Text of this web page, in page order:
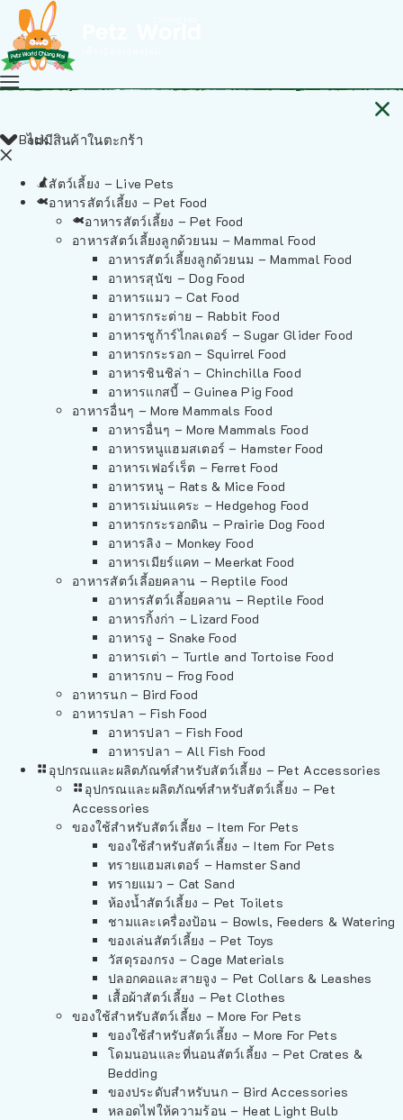
ไม่มีสินค้าในตะกร้า
Back
สัตว์เลี้ยง – Live Pets
อาหารสัตว์เลี้ยง – Pet Food
อาหารสัตว์เลี้ยง – Pet Food
อาหารสัตว์เลี้ยงลูกด้วยนม – Mammal Food
อาหารสัตว์เลี้ยงลูกด้วยนม – Mammal Food
อาหารสุนัข – Dog Food
อาหารแมว – Cat Food
อาหารกระต่าย – Rabbit Food
อาหารชูก้าร์ไกลเดอร์ – Sugar Glider Food
อาหารกระรอก – Squirrel Food
อาหารชินชิล่า – Chinchilla Food
อาหารแกสบี้ – Guinea Pig Food
อาหารอื่นๆ – More Mammals Food
อาหารอื่นๆ – More Mammals Food
อาหารหนูแฮมสเตอร์ – Hamster Food
อาหารเฟอร์เร็ต – Ferret Food
อาหารหนู – Rats & Mice Food
อาหารเม่นแคระ – Hedgehog Food
อาหารกระรอกดิน – Prairie Dog Food
อาหารลิง – Monkey Food
อาหารเมียร์แคท – Meerkat Food
อาหารสัตว์เลี้อยคลาน – Reptile Food
อาหารสัตว์เลี้อยคลาน – Reptile Food
อาหารกิ้งก่า – Lizard Food
อาหารงู – Snake Food
อาหารเต่า – Turtle and Tortoise Food
อาหารกบ – Frog Food
อาหารนก – Bird Food
อาหารปลา – Fish Food
อาหารปลา – Fish Food
อาหารปลา – All Fish Food
อุปกรณและผลิตภัณฑ์สำหรับสัตว์เลี้ยง – Pet Accessories
อุปกรณและผลิตภัณฑ์สำหรับสัตว์เลี้ยง – Pet
Accessories
ของใช้สำหรับสัตว์เลี้ยง – Item For Pets
ของใช้สำหรับสัตว์เลี้ยง – Item For Pets
ทรายแฮมสเตอร์ – Hamster Sand
ทรายแมว – Cat Sand
ห้องน้ำสัตว์เลี้ยง – Pet Toilets
ชามและเครื่องป้อน – Bowls, Feeders & Watering
ของเล่นสัตว์เลี้ยง – Pet Toys
วัสดุรองกรง – Cage Materials
ปลอกคอและสายจูง – Pet Collars & Leashes
เสื้อผ้าสัตว์เลี้ยง – Pet Clothes
ของใช้สำหรับสัตว์เลี้ยง – More For Pets
ของใช้สำหรับสัตว์เลี้ยง – More For Pets
โดมนอนและที่นอนสัตว์เลี้ยง – Pet Crates &
Bedding
ของประดับสำหรับนก – Bird Accessories
หลอดไฟให้ความร้อน – Heat Light Bulb